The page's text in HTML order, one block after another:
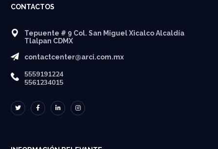
CONTACTOS
Tepuente # 9 Col. San Miguel Xicalco Alcaldía
Tlalpan CDMX
contactcenter@arci.com.mx
5559191224
5561234015